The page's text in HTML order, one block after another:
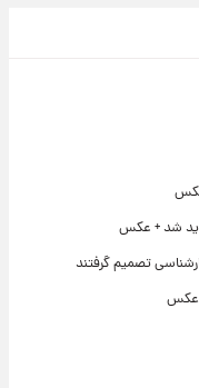
عکس
تصمیم گرفتند
عکس